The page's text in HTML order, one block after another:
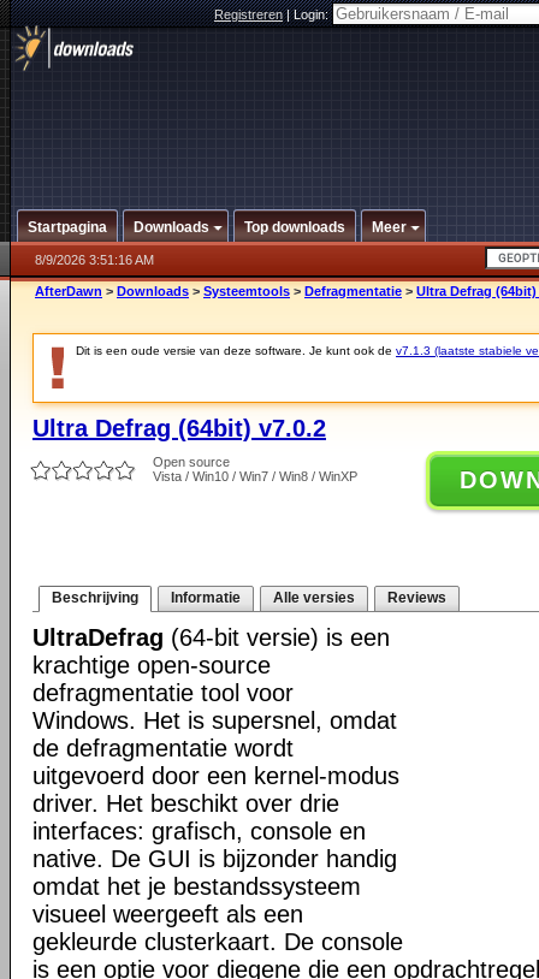
Registreren|Login:
Startpagina Downloads Top downloads Meer
8/9/2026 3:51:16 AM
AfterDawn > Downloads > Systeemtools > Defragmentatie > Ultra Defrag (64bit)
Dit is een oude versie van deze software. Je kunt ook de v7.1.3 (laatste stabiele
Ultra Defrag (64bit) v7.0.2
Open source
Vista / Win10 / Win7 / Win8 / WinXP
Beschrijving Informatie Alle versies Reviews
UltraDefrag (64-bit versie) is een
krachtige open-source
defragmentatie tool voor
Windows. Het is supersnel, omdat
de defragmentatie wordt
uitgevoerd door een kernel-modus
driver. Het beschikt over drie
interfaces: grafisch, console en
native. De GUI is bijzonder handig
omdat het je bestandssysteem
visueel weergeeft als een
gekleurde clusterkaart. De console
is een optie voor diegene die een